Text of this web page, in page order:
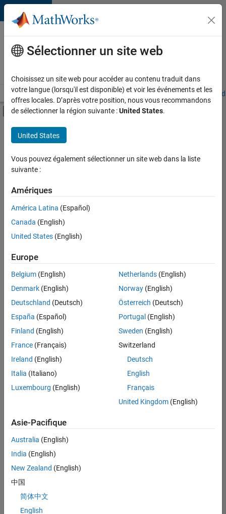
Passer au contenu
Votre
carrière
chez
Accueil Explorer nos opportunités Adresses de nos bureaux
Activer/désactiver l'affichage du menu
Contenu principal
FILTRER PAR
Stages
Ventes commerciales
Ventes pour l'éducation
Actuellement,
aucune
offre
d'emploi
correspondant
à vos
critères
de
recherche.
Vous
pouvez
élargir
votre
recherche
ou
afficher
l’ensemble
d'emploi.
malgré
tout
vous
trouvez
pas
d'offre
Sélectionner un site web
Choisissez un site web pour accéder au contenu traduit dans
votre langue (lorsqu'il est disponible) et voir les événements et les
offres locales. D’après votre position, nous vous recommandons
de sélectionner la région suivante :United States.
United States
Vous pouvez également sélectionner un site web dans la liste
suivante :
Amériques
América Latina (Español)
Canada (English)
United States (English)
Europe
Belgium (English)
Denmark (English)
Deutschland (Deutsch)
España (Español)
Finland (English)
France (Français)
Ireland (English)
Italia (Italiano)
Luxembourg (English)
Netherlands(English)
Norway(English)
Österreich (Deutsch)
Portugal (English)
Sweden (English)
Switzerland
Deutsch
English
Français
United Kingdom(English)
Asie-Pacifique
Australia (English)
India (English)
New Zealand (English)
中国
简体中文
English